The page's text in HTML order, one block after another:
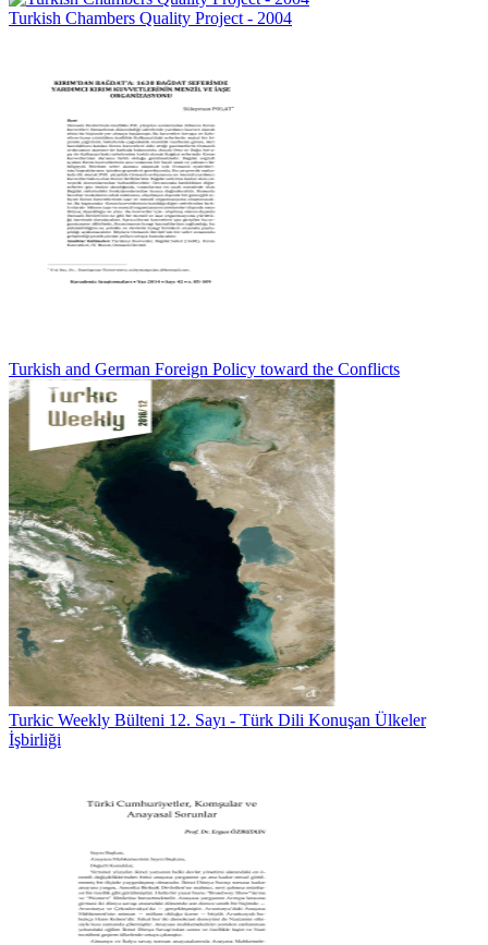
Turkish Chambers Quality Project - 2004
Turkish and German Foreign Policy toward the Conflicts
Turkic Weekly Bülteni 12. Sayı - Türk Dili Konuşan Ülkeler
İşbirliği